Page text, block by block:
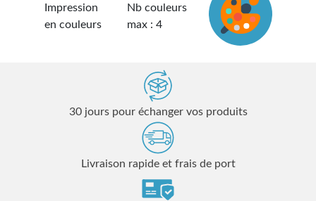
Impression
en couleurs
Nb couleurs
max : 4
30 jours pour échanger vos produits
Livraison rapide et frais de port